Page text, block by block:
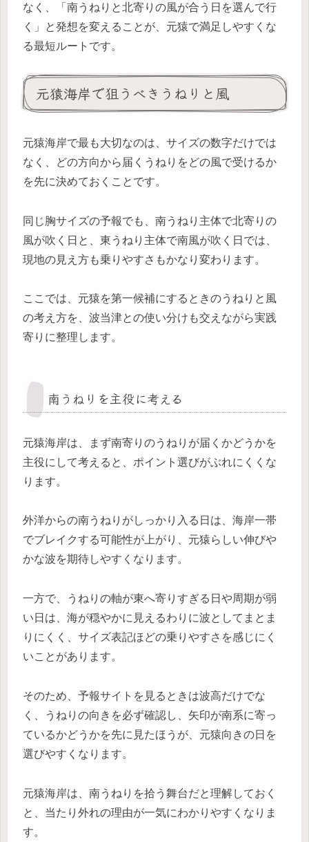
なく、「南うねりと北寄りの風が合う日を選んで行
く」と発想を変えることが、元猿で満足しやすくな
る最短ルートです。
元猿海岸で狙うべきうねりと風
元猿海岸で最も大切なのは、サイズの数字だけでは
なく、どの方向から届くうねりをどの風で受けるか
を先に決めておくことです。
同じ胸サイズの予報でも、南うねり主体で北寄りの
風が吹く日と、東うねり主体で南風が吹く日では、
現地の見え方も乗りやすさもかなり変わります。
ここでは、元猿を第一候補にするときのうねりと風
の考え方を、波当津との使い分けも交えながら実践
寄りに整理します。
南うねりを主役に考える
元猿海岸は、まず南寄りのうねりが届くかどうかを
主役にして考えると、ポイント選びがぶれにくくな
ります。
外洋からの南うねりがしっかり入る日は、海岸一帯
でブレイクする可能性が上がり、元猿らしい伸びや
かな波を期待しやすくなります。
一方で、うねりの軸が東へ寄りすぎる日や周期が弱
い日は、海が穏やかに見えるわりに波としてまとま
りにくく、サイズ表記ほどの乗りやすさを感じにく
いことがあります。
そのため、予報サイトを見るときは波高だけでな
く、うねりの向きを必ず確認し、矢印が南系に寄っ
ているかどうかを先に見たほうが、元猿向きの日を
選びやすくなります。
元猿海岸は、南うねりを拾う舞台だと理解しておく
と、当たり外れの理由が一気にわかりやすくなりま
す。